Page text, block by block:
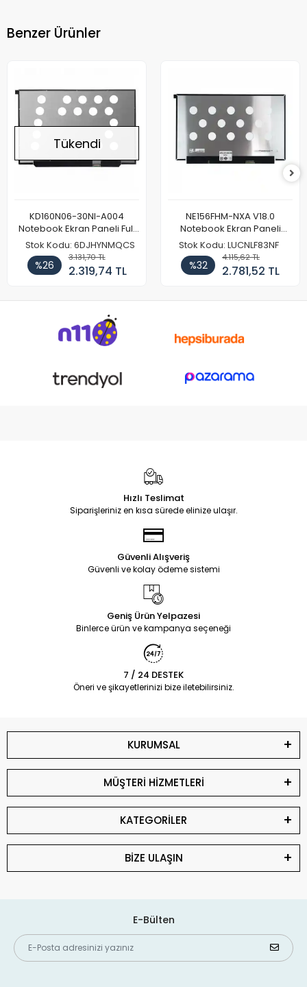
Benzer Ürünler
Tükendi
KD160N06-30NI-A004
Notebook Ekran Paneli Full
HD
Stok Kodu: 6DJHYNMQCS
%26
3.131,70 TL
2.319,74 TL
NE156FHM-NXA V18.0
Notebook Ekran Paneli
144Hz
Stok Kodu: LUCNLF83NF
%32
4.115,62 TL
2.781,52 TL
Hızlı Teslimat
Siparişleriniz en kısa sürede elinize ulaşır.
Güvenli Alışveriş
Güvenli ve kolay ödeme sistemi
Geniş Ürün Yelpazesi
Binlerce ürün ve kampanya seçeneği
7 / 24 DESTEK
Öneri ve şikayetlerinizi bize iletebilirsiniz.
KURUMSAL
MÜŞTERİ HİZMETLERİ
KATEGORİLER
BİZE ULAŞIN
E-Bülten